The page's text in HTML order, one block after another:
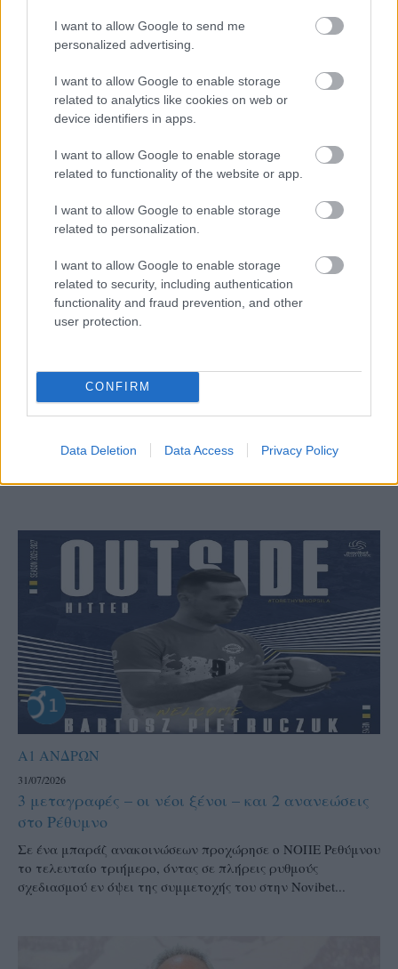
I want to allow Google to send me
personalized advertising.
I want to allow Google to enable storage
related to analytics like cookies on web or
device identifiers in apps.
I want to allow Google to enable storage
related to functionality of the website or app.
I want to allow Google to enable storage
related to personalization.
I want to allow Google to enable storage
related to security, including authentication
functionality and fraud prevention, and other
user protection.
CONFIRM
Data Deletion Data Access Privacy Policy
Aκολουθήστε μας
παντού…
Α1 ΑΝΔΡΩΝ
31/07/2026
3 μεταγραφές – οι νέοι ξένοι – και 2 ανανεώσεις
στο Ρέθυμνο
Σε ένα μπαράζ ανακοινώσεων προχώρησε ο ΝΟΠΕ Ρεθύμνου
το τελευταίο τριήμερο, όντας σε πλήρεις ρυθμούς
σχεδιασμού εν όψει της συμμετοχής του στην Novibet...